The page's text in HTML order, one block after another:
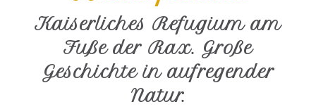
Kaiserliches Refugium am
Fuße der Rax. Große
Geschichte in aufregender
Natur.